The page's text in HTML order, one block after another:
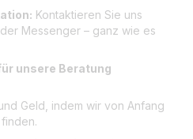
Kontaktieren Sie uns
Messenger – ganz wie es
unsere Beratung
Geld, indem wir von Anfang